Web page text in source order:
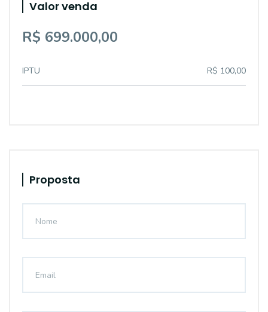
Valor venda
R$ 699.000,00
IPTU R$ 100,00
Proposta